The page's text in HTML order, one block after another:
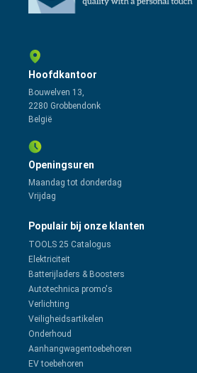
Hoofdkantoor
Bouwelven 13,
2280 Grobbendonk
België
Openingsuren
Maandag tot donderdag
Vrijdag
Populair bij onze klanten
TOOLS 25 Catalogus
Elektriciteit
Batterijladers & Boosters
Autotechnica promo's
Verlichting
Veiligheidsartikelen
Onderhoud
Aanhangwagentoebehoren
EV toebehoren